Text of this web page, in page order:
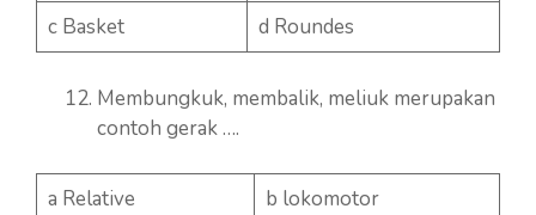
c Basket d Roundes
Membungkuk, membalik, meliuk merupakan
contoh gerak ….
a Relative
b lokomotor